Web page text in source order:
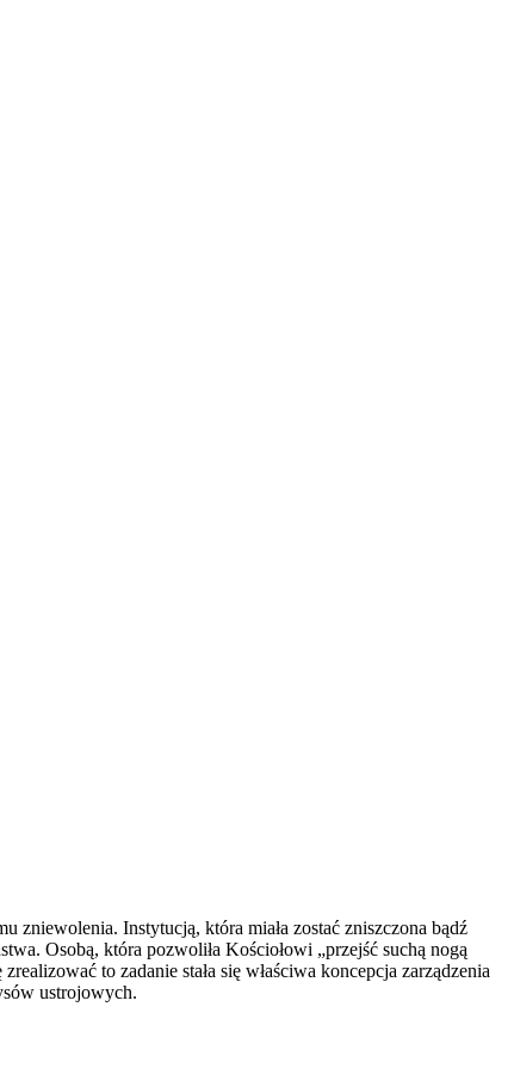
zniewolenia. Instytucją, która miała zostać zniszczona bądź
Osobą, która pozwoliła Kościołowi „przejść suchą nogą
to zadanie stała się właściwa koncepcja zarządzenia
ustrojowych.